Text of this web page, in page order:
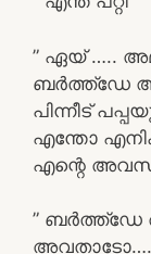
” ഏയ് …..
ബർത്ത്ഡേ
പിന്നീട്
എന്തോ
എന്റെ
” ബർത്ത്ഡേ